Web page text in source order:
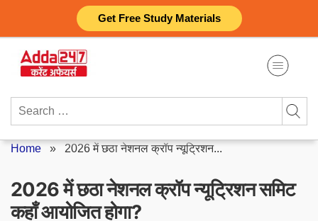
Get Free Study Materials
content
Search
Home » 2026 में छठा नेशनल क्रॉप न्यूट्रिशन...
2026 में छठा नेशनल क्रॉप न्यूट्रिशन समिट
कहाँ आयोजित होगा?